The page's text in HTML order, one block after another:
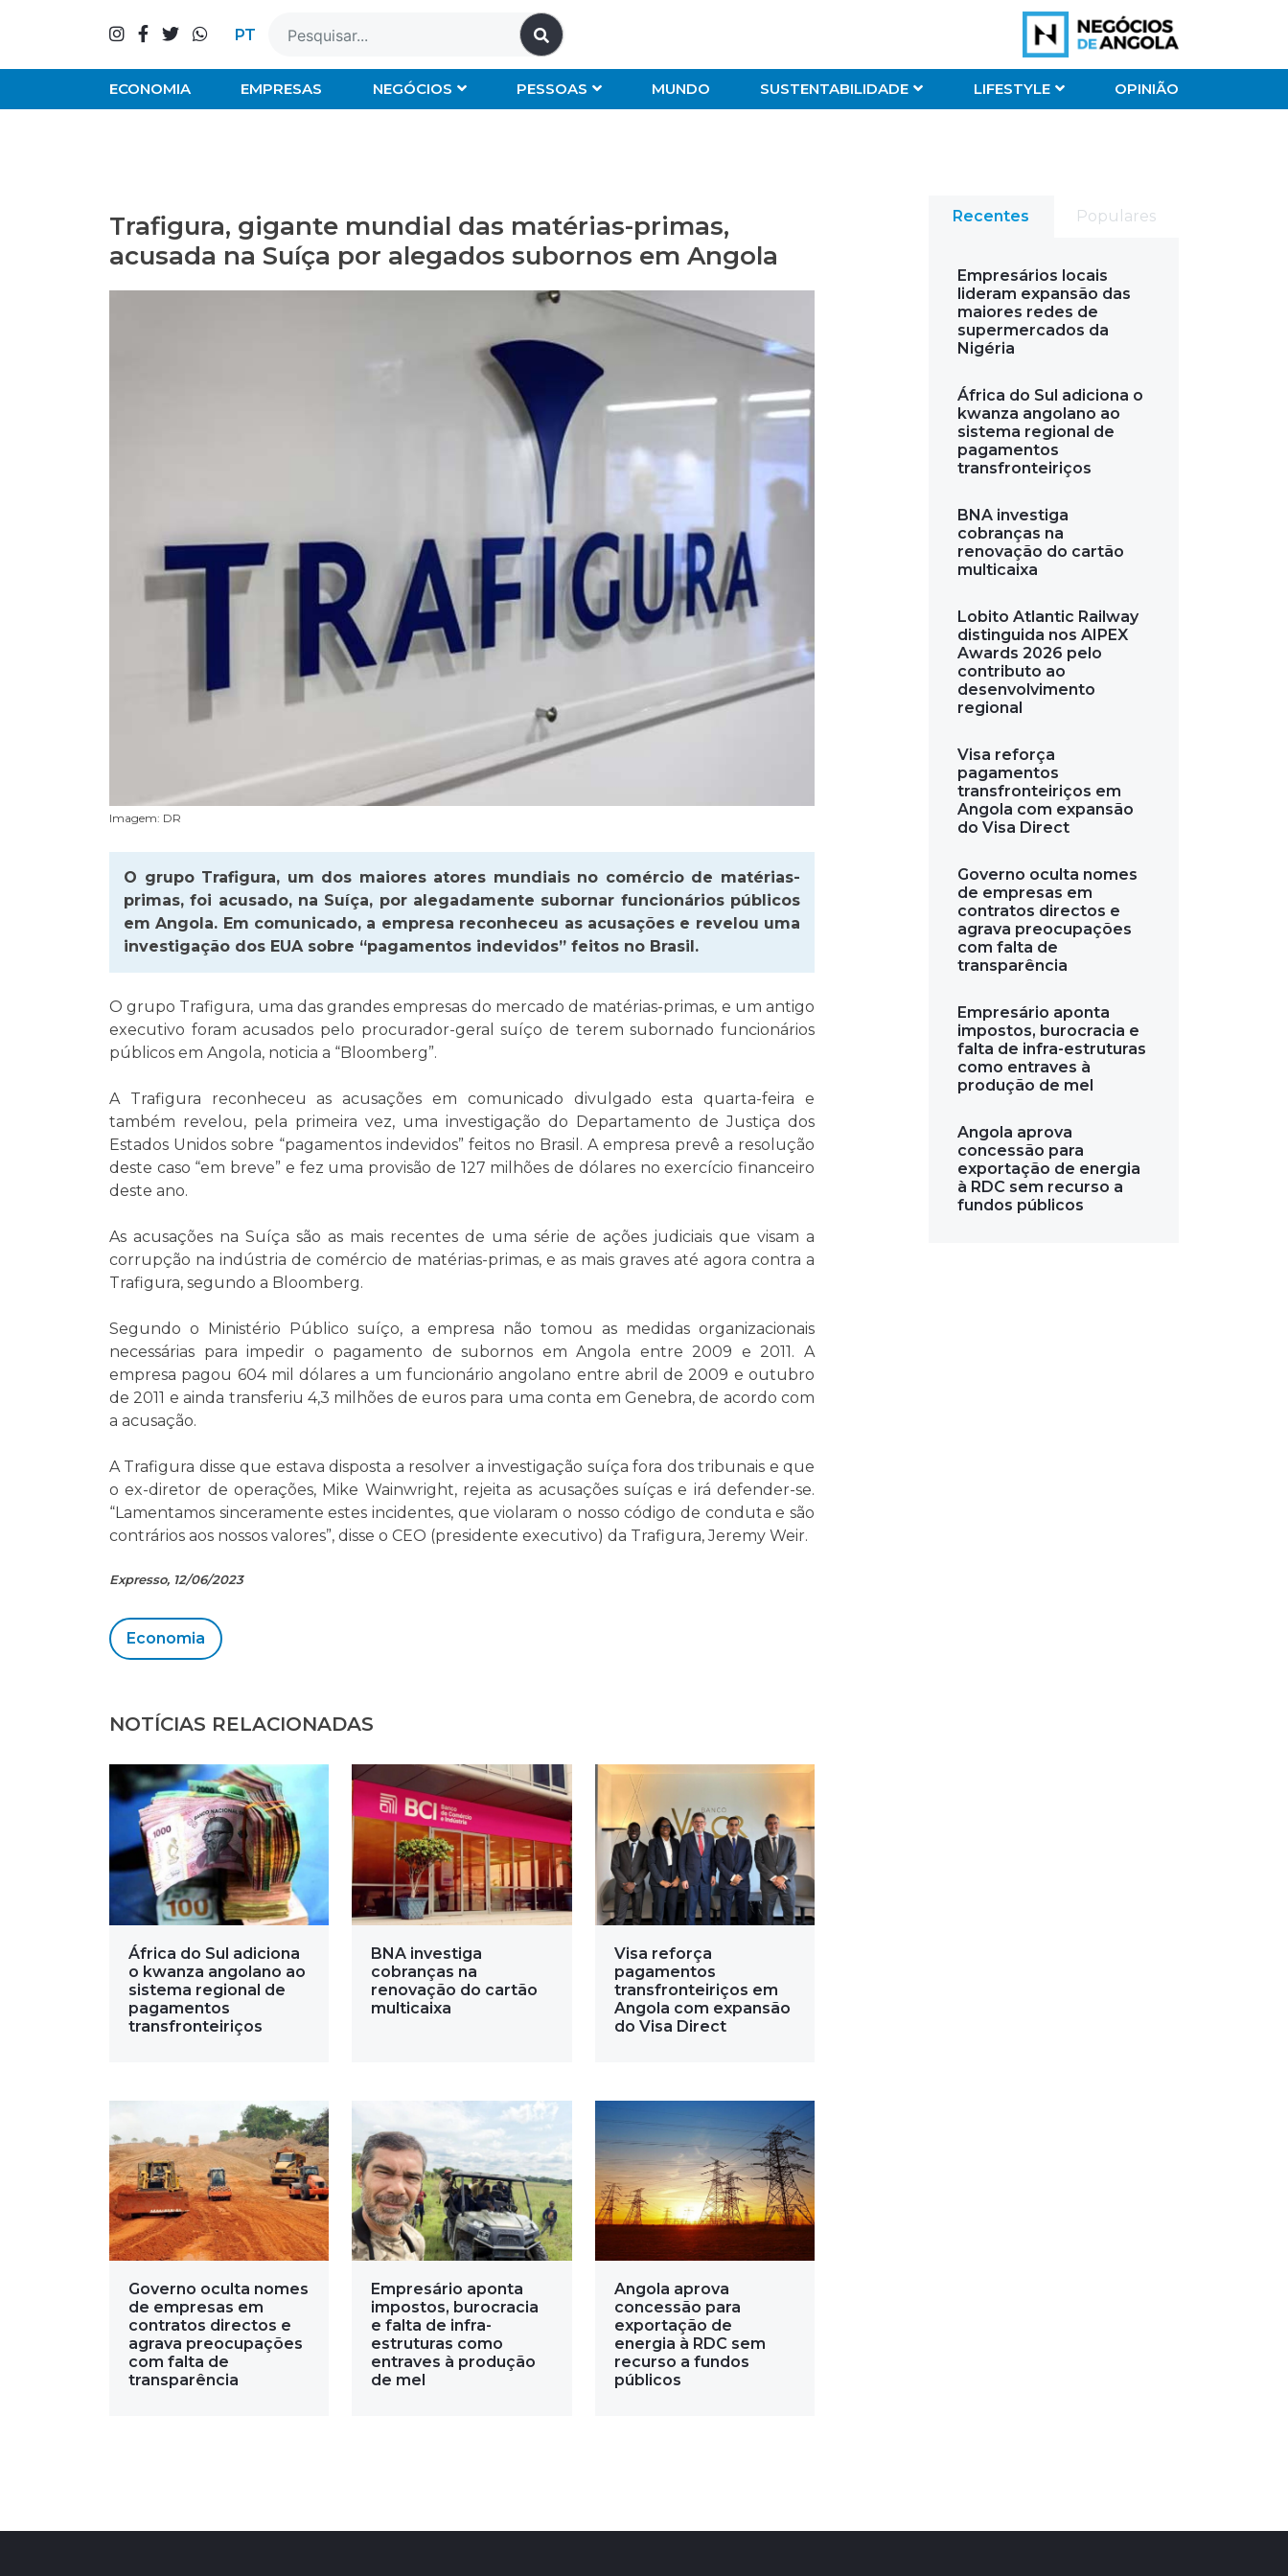
PT
ECONOMIA EMPRESAS NEGÓCIOS PESSOAS MUNDO SUSTENTABILIDADE LIFESTYLE OPINIÃO
Trafigura, gigante mundial das matérias-primas,
acusada na Suíça por alegados subornos em Angola
Imagem: DR
O grupo Trafigura, um dos maiores atores mundiais no comércio de matérias-
primas, foi acusado, na Suíça, por alegadamente subornar funcionários públicos
em Angola. Em comunicado, a empresa reconheceu as acusações e revelou uma
investigação dos EUA sobre “pagamentos indevidos” feitos no Brasil.
O grupo Trafigura, uma das grandes empresas do mercado de matérias-primas, e um antigo
executivo foram acusados ​​pelo procurador-geral suíço de terem subornado funcionários
públicos em Angola, noticia a “Bloomberg”.
A Trafigura reconheceu as acusações em comunicado divulgado esta quarta-feira e
também revelou, pela primeira vez, uma investigação do Departamento de Justiça dos
Estados Unidos sobre “pagamentos indevidos” feitos no Brasil. A empresa prevê a resolução
deste caso “em breve” e fez uma provisão de 127 milhões de dólares no exercício financeiro
deste ano.
As acusações na Suíça são as mais recentes de uma série de ações judiciais que visam a
corrupção na indústria de comércio de matérias-primas, e as mais graves até agora contra a
Trafigura, segundo a Bloomberg.
Segundo o Ministério Público suíço, a empresa não tomou as medidas organizacionais
necessárias para impedir o pagamento de subornos em Angola entre 2009 e 2011. A
empresa pagou 604 mil dólares a um funcionário angolano entre abril de 2009 e outubro
de 2011 e ainda transferiu 4,3 milhões de euros para uma conta em Genebra, de acordo com
a acusação.
A Trafigura disse que estava disposta a resolver a investigação suíça fora dos tribunais e que
o ex-diretor de operações, Mike Wainwright, rejeita as acusações suíças e irá defender-se.
“Lamentamos sinceramente estes incidentes, que violaram o nosso código de conduta e são
contrários aos nossos valores”, disse o CEO (presidente executivo) da Trafigura, Jeremy Weir.
Expresso, 12/06/2023
Economia
NOTÍCIAS RELACIONADAS
África do Sul adiciona
o kwanza angolano ao
sistema regional de
pagamentos
transfronteiriços
BNA investiga
cobranças na
renovação do cartão
multicaixa
Visa reforça
pagamentos
transfronteiriços em
Angola com expansão
do Visa Direct
Governo oculta nomes
de empresas em
contratos directos e
agrava preocupações
com falta de
transparência
Empresário aponta
impostos, burocracia
e falta de infra-
estruturas como
entraves à produção
de mel
Angola aprova
concessão para
exportação de
energia à RDC sem
recurso a fundos
públicos
Recentes Populares
Empresários locais
lideram expansão das
maiores redes de
supermercados da
Nigéria
África do Sul adiciona o
kwanza angolano ao
sistema regional de
pagamentos
transfronteiriços
BNA investiga
cobranças na
renovação do cartão
multicaixa
Lobito Atlantic Railway
distinguida nos AIPEX
Awards 2026 pelo
contributo ao
desenvolvimento
regional
Visa reforça
pagamentos
transfronteiriços em
Angola com expansão
do Visa Direct
Governo oculta nomes
de empresas em
contratos directos e
agrava preocupações
com falta de
transparência
Empresário aponta
impostos, burocracia e
falta de infra-estruturas
como entraves à
produção de mel
Angola aprova
concessão para
exportação de energia
à RDC sem recurso a
fundos públicos